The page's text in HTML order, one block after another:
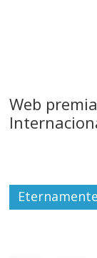
Web